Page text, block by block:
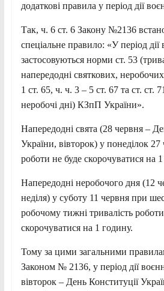
додаткові правила у період дії
Так, ч. 6 ст. 6 Закону №2136
спеціальне правило: «У період
застосовуються норми ст. 53
напередодні святкових,
1 ст. 65, ч. ч. 3 – 5 ст. 67 та ст. ст.
неробочі дні) КЗпП України».
Напередодні свята (28 червня –
України, вівторок) у понеділок 27
роботи не буде скорочуватися на
Напередодні неробочого дня (12
неділя) у суботу 11 червня при
робочому тижні тривалість
скорочуватися на 1 годину.
Тому за цими загальними
Законом № 2136, у період дії
вівторок – День Конституції